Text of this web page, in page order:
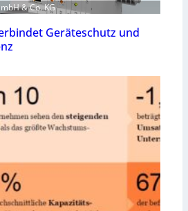
& Co. KG
Geräteschutz und